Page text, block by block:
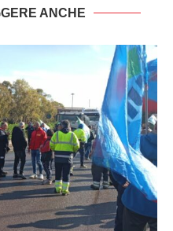
ANCHE